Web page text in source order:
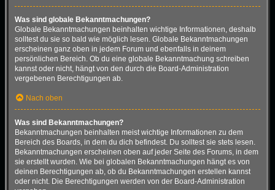
Was sind globale Bekanntmachungen?
Globale Bekanntmachungen beinhalten wichtige Informationen, deshalb
solltest du sie so bald wie möglich lesen. Globale Bekanntmachungen
erscheinen ganz oben in jedem Forum und ebenfalls in deinem
persönlichen Bereich. Ob du eine globale Bekanntmachung schreiben
kannst oder nicht, hängt von den durch die Board-Administration
vergebenen Berechtigungen ab.
Nach oben
Was sind Bekanntmachungen?
Bekanntmachungen beinhalten meist wichtige Informationen zu dem
Bereich des Boards, in dem du dich befindest. Du solltest sie stets lesen.
Bekanntmachungen erscheinen oben auf jeder Seite des Forums, in dem
sie erstellt wurden. Wie bei globalen Bekanntmachungen hängt es von
deinen Berechtigungen ab, ob du Bekanntmachungen erstellen kannst
oder nicht. Die Berechtigungen werden von der Board-Administration